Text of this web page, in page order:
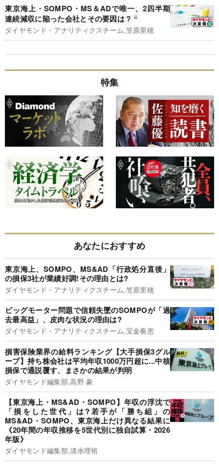
東京海上・SOMPO・MS＆ADで唯一、2四半期
連続減収に陥った会社とその要因は？
ダイヤモンド・アナリティクスチーム,笠原里穂
特集
あなたにおすすめ
東京海上、SOMPO、MS&AD「行政処分直後」
の損保3社が業績好調!その理由とは?
ダイヤモンド・アナリティクスチーム,笠原里穂
ビッグモーター問題で信頼失墜のSOMPOが「過
去最高益」、皮肉な状況の理由は?
ダイヤモンド・アナリティクスチーム,宝金奏恵
損害保険業界の給料ランキング【大手損保3グル
ープ】持ち株会社は平均年収1000万円超に...中核
損保で通説覆す、まさかの結果が判明
ダイヤモンド編集部,高野 豪
【東京海上・MS&AD・SOMPO】年収の浮沈で
「損をした世代」は?若手が「勝ち組」の
MS&AD・SOMPO、東京海上だけ異なる結果に
《20年間の年収推移を5世代別に独自試算・2026
年版》
ダイヤモンド編集部,清水理裕